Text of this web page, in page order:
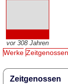
vor 308 Jahren
Werke Zeitgenossen
Zeitgenossen